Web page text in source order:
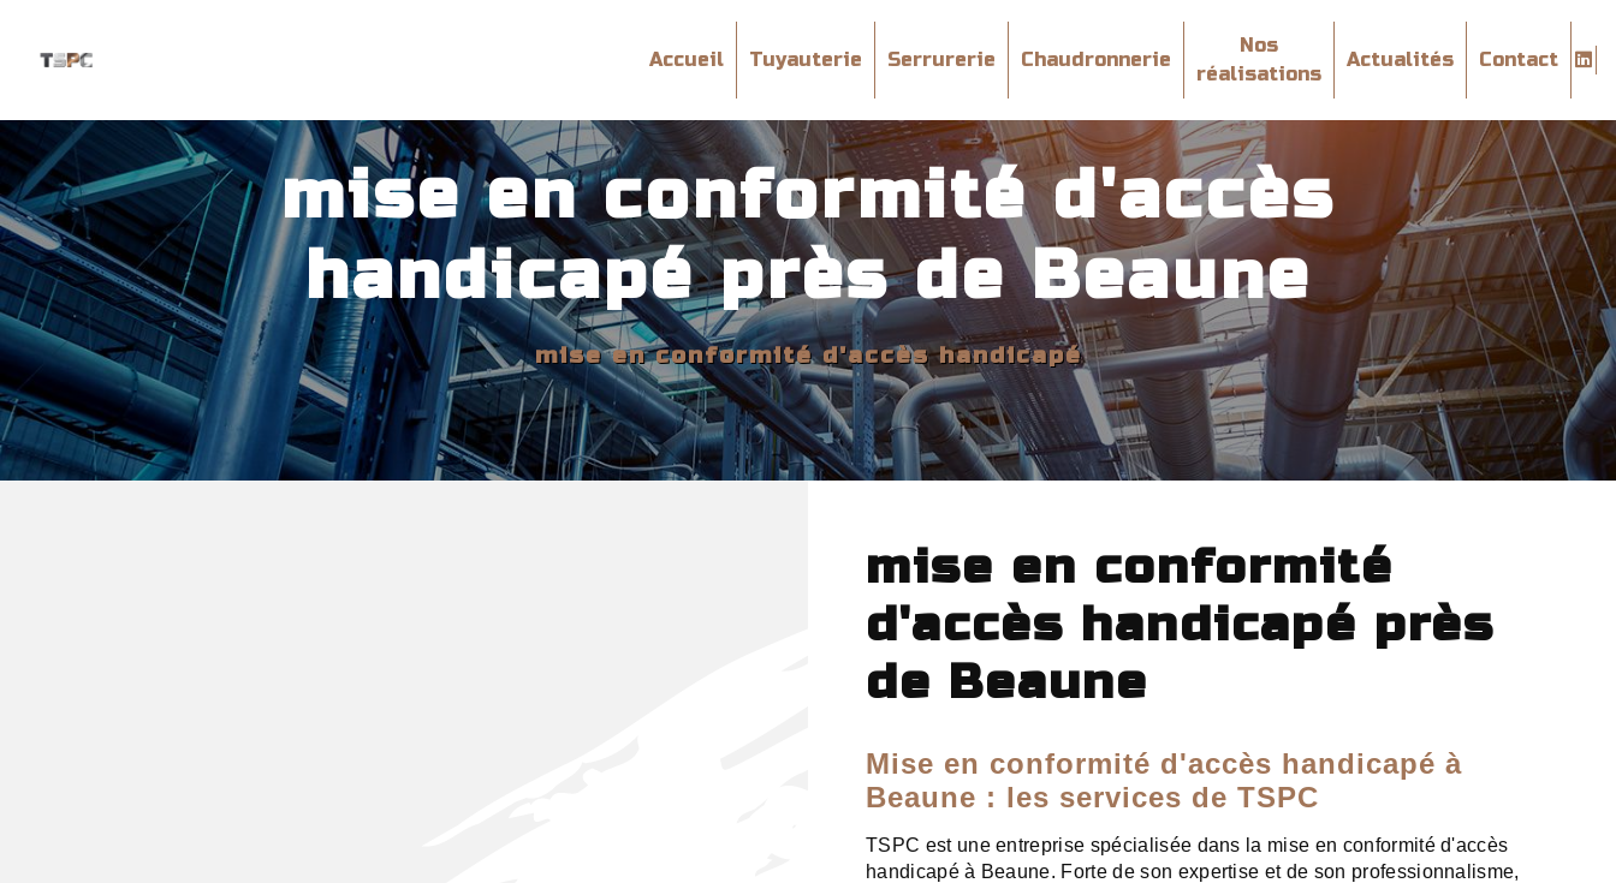
Accueil Tuyauterie Serrurerie Chaudronnerie
Nos
réalisations
Actualités Contact
mise en conformité d'accès
handicapé près de Beaune
mise en conformité d'accès handicapé
mise en conformité
d'accès handicapé près
de Beaune
Mise en conformité d'accès handicapé à
Beaune : les services de TSPC
TSPC est une entreprise spécialisée dans la mise en conformité d'accès
handicapé à Beaune. Forte de son expertise et de son professionnalisme,